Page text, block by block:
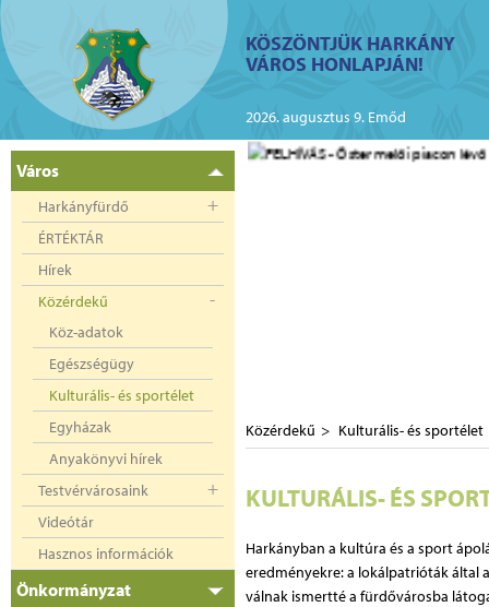
KÖSZÖNTJÜK HARKÁNY
VÁROS HONLAPJÁN!
2026. augusztus 9. Emőd
Város
Harkányfürdő
ÉRTÉKTÁR
Hírek
Közérdekű
Köz-adatok
Egészségügy
Kulturális- és sportélet
Egyházak
Anyakönyvi hírek
Testvérvárosaink
Videótár
Hasznos információk
Önkormányzat
az elektromos
Közérdekű Kulturális- és sportélet
KULTURÁLIS- ÉS
Harkányban a kultúra és a sport
eredményekre: a lokálpatrióták által
válnak ismertté a fürdővárosba